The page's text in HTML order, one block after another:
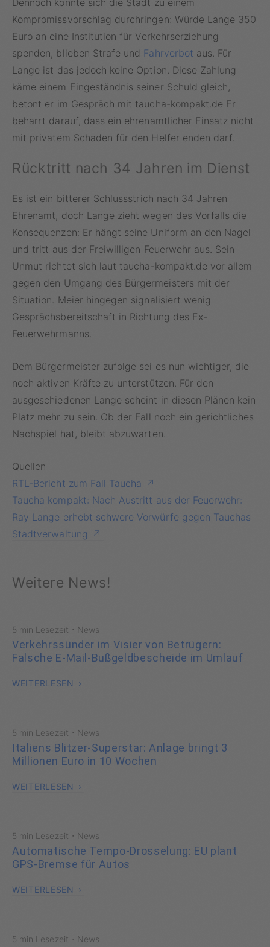
Kompromissvorschlag durchringen: Würde Lange 350
Euro an eine Institution für Verkehrserziehung
spenden, blieben Strafe und Fahrverbot aus. Für
Lange ist das jedoch keine Option. Diese Zahlung
käme einem Eingeständnis seiner Schuld gleich,
betont er im Gespräch mit taucha-kompakt.de Er
beharrt darauf, dass ein ehrenamtlicher Einsatz nicht
mit privatem Schaden für den Helfer enden darf.
Rücktritt nach 34 Jahren im Dienst
Es ist ein bitterer Schlussstrich nach 34 Jahren
Ehrenamt, doch Lange zieht wegen des Vorfalls die
Konsequenzen: Er hängt seine Uniform an den Nagel
und tritt aus der Freiwilligen Feuerwehr aus. Sein
Unmut richtet sich laut taucha-kompakt.de vor allem
gegen den Umgang des Bürgermeisters mit der
Situation. Meier hingegen signalisiert wenig
Gesprächsbereitschaft in Richtung des Ex-
Feuerwehrmanns.
Dem Bürgermeister zufolge sei es nun wichtiger, die
noch aktiven Kräfte zu unterstützen. Für den
ausgeschiedenen Lange scheint in diesen Plänen kein
Platz mehr zu sein. Ob der Fall noch ein gerichtliches
Nachspiel hat, bleibt abzuwarten.
Quellen
RTL-Bericht zum Fall Taucha
Taucha kompakt: Nach Austritt aus der Feuerwehr:
Ray Lange erhebt schwere Vorwürfe gegen Tauchas
Stadtverwaltung
Weitere News!
5 min Lesezeit · News
Verkehrssünder im Visier von Betrügern:
Falsche E-Mail-Bußgeldbescheide im Umlauf
WEITERLESEN
5 min Lesezeit · News
Italiens Blitzer-Superstar: Anlage bringt 3
Millionen Euro in 10 Wochen
WEITERLESEN
5 min Lesezeit · News
Automatische Tempo-Drosselung: EU plant
GPS-Bremse für Autos
WEITERLESEN
5 min Lesezeit · News